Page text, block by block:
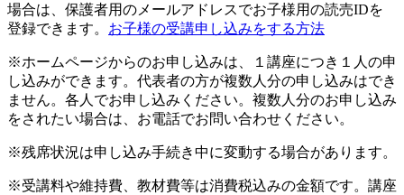
場合は、保護者用のメールアドレスでお子様用の読売IDを
登録できます。 お子様の受講申し込みをする方法
※ホームページからのお申し込みは、１講座につき１人の申
し込みができます。代表者の方が複数人分の申し込みはでき
ません。各人でお申し込みください。複数人分のお申し込み
をされたい場合は、お電話でお問い合わせください。
※残席状況は申し込み手続き中に変動する場合があります。
※受講料や維持費、教材費等は消費税込みの金額です。講座